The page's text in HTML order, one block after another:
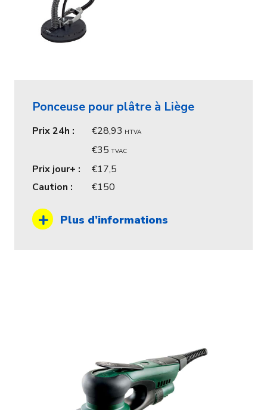
Ponceuse pour plâtre à Liège
Prix 24h : 28,93 HTVA
35 TVAC
Prix jour+ :
17,5
Caution :
150
Plus d’informations